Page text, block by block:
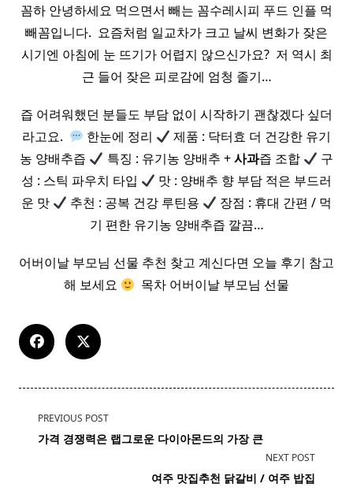
꼼하 안녕하세요 먹으면서 빼는 꼼수레시피 푸드 인플 먹
빼꼼입니다. ​ 요즘처럼 일교차가 크고 날씨 변화가 잦은
시기엔 아침에 눈 뜨기가 어렵지 않으신가요? ​ 저 역시 최
근 들어 잦은 피로감에 엄청 졸기…
즙 어려워했던 분들도 부담 없이 시작하기 괜찮겠다 싶더
라고요. ​
한눈에 정리
제품 : 닥터효 더 건강한 유기
농 양배추즙
특징 : 유기농 양배추 +사과즙 조합
구
성 : 스틱 파우치 타입
맛 : 양배추 향 부담 적은 부드러
운 맛
추천 : 공복 건강 루틴용
장점 : 휴대 간편 / 먹
기 편한 유기농 양배추즙 깔끔…
어버이날 부모님 선물 추천 찾고 계신다면 오늘 후기 참고
해 보세요
​ 목차 어버이날 부모님 선물
<span
class="nav-
PREVIOUS POST
가격 경쟁력은 랩그로운 다이아몬드의 가장 큰
NEXT POST
여주 맛집추천 닭갈비 / 여주 밥집